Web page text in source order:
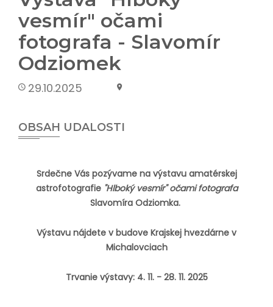
vesmír" očami
fotografa - Slavomír
Odziomek
29.10.2025
OBSAH UDALOSTI
Srdečne Vás pozývame na výstavu amatérskej
astrofotografie "Hlboký vesmír" očami fotografa
Slavomíra Odziomka.
Výstavu nájdete v budove Krajskej hvezdárne v
Michalovciach
Trvanie výstavy: 4. 11. - 28. 11. 2025